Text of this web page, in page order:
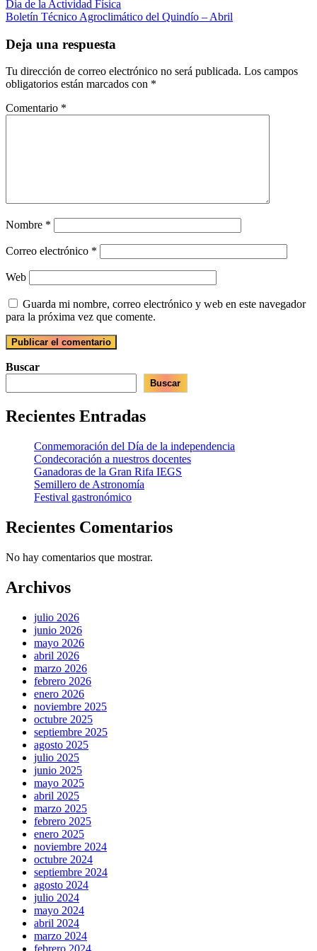
Navegación
de
entradas
Previous
Post:
Dia de la Actividad Física
Entrada
Boletín Técnico Agroclimático del Quindío – Abril
Deja una respuesta
Tu dirección de correo electrónico no será publicada. Los campos
obligatorios están marcados con *
Comentario *
Nombre *
Correo electrónico *
Web
Guarda mi nombre, correo electrónico y web en este navegador
para la próxima vez que comente.
Buscar
Buscar
Recientes Entradas
Conmemoración del Día de la independencia
Condecoración a nuestros docentes
Ganadoras de la Gran Rifa IEGS
Semillero de Astronomía
Festival gastronómico
Recientes Comentarios
No hay comentarios que mostrar.
Archivos
julio 2026
junio 2026
mayo 2026
abril 2026
marzo 2026
febrero 2026
enero 2026
noviembre 2025
octubre 2025
septiembre 2025
agosto 2025
julio 2025
junio 2025
mayo 2025
abril 2025
marzo 2025
febrero 2025
enero 2025
noviembre 2024
octubre 2024
septiembre 2024
agosto 2024
julio 2024
mayo 2024
abril 2024
marzo 2024
febrero 2024